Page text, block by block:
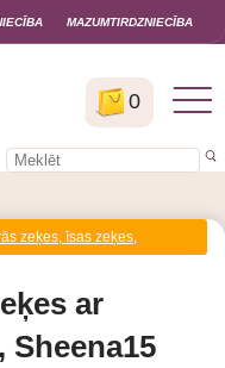
0
MAZUMTIRDZNIECĪBA
zeķes, īsas zeķes,
ar